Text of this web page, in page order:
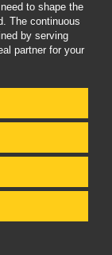
to shape the
The continuous
by serving
partner for your